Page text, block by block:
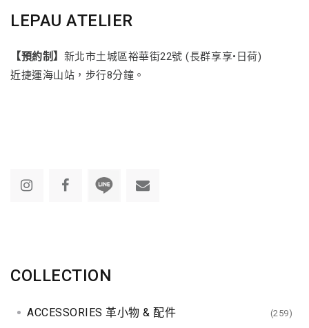
LEPAU ATELIER
【預約制】 新北市土城區裕華街22號 (長群享享•日荷)
近捷運海山站，步行8分鐘。
COLLECTION
ACCESSORIES 革小物 & 配件 (259)